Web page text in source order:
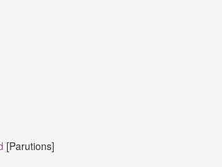
[Parutions]